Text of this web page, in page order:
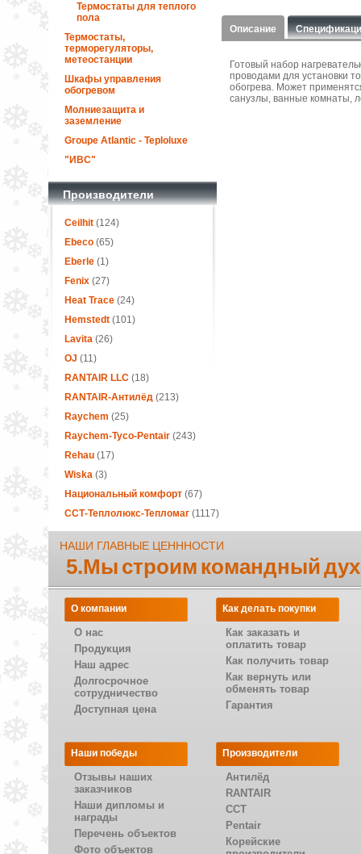
Термостаты для теплого
пола
Термостаты,
терморегуляторы,
метеостанции
Шкафы управления
обогревом
Молниезащита и
заземление
Groupe Atlantic - Teploluxe
"ИВС"
Производители
Ceilhit(124)
Ebeco(65)
Eberle(1)
Fenix(27)
Heat Trace(24)
Hemstedt(101)
Lavita(26)
OJ (11)
RANTAIR LLC(18)
RANTAIR-Антилёд(213)
Raychem (25)
Raychem-Tyco-Pentair (243)
Rehau(17)
Wiska(3)
Национальный комфорт(67)
ССТ-Теплолюкс-Тепломаг(1117)
Описание
Готовый набор
проводами для установки
обогрева. Может
санузлы, ванные комнаты,
НАШИ ГЛАВНЫЕ ЦЕНННОСТИ
5.Мы строим командный
О компании
О нас
Продукция
Наш адрес
Долгосрочное
сотрудничество
Доступная цена
Как делать покупки
Как заказать и
оплатить товар
Как получить товар
Как вернуть или
обменять товар
Гарантия
Наши победы
Отзывы наших
заказчиков
Наши дипломы и
награды
Перечень объектов
Фото объектов
Производители
Антилёд
RANTAIR
CCT
Pentair
Корейские